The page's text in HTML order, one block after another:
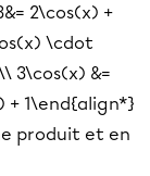
2\cos(x) +
\cdot
3\cos(x) &=
+ 1\end{align*}
produit et en